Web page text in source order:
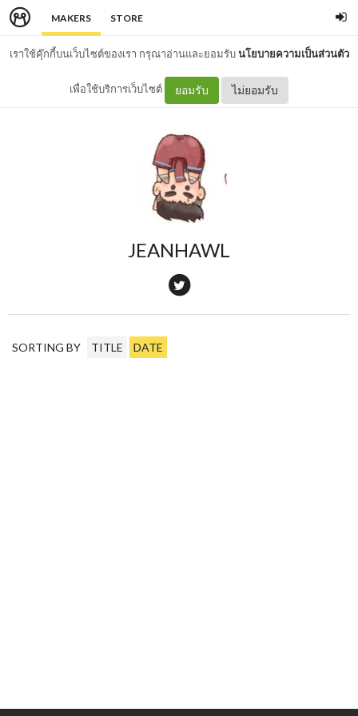
MAKERS STORE
เราใช้คุ๊กกี้บนเว็บไซต์ของเรา กรุณาอ่านและยอมรับนโยบายความเป็นส่วนตัว
เพื่อใช้บริการเว็บไซต์ ยอมรับ ไม่ยอมรับ
JEANHAWL
SORTING BY TITLE DATE